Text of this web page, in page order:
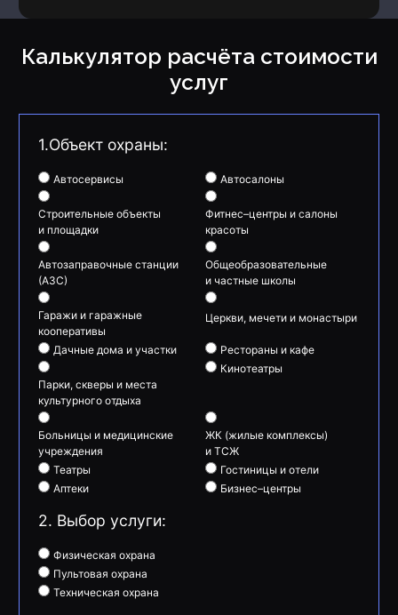
Калькулятор расчёта стоимости
услуг
1.Объект охраны:
Автосервисы Автосалоны
Строительные объекты
и площадки
Фитнес–центры и салоны
красоты
Автозаправочные станции
(АЗС)
Общеобразовательные
и частные школы
Гаражи и гаражные
кооперативы
Церкви, мечети и монастыри
Дачные дома и участки Рестораны и кафе
Парки, скверы и места
культурного отдыха
Кинотеатры
Больницы и медицинские
учреждения
ЖК (жилые комплексы)
и ТСЖ
Театры
Гостиницы и отели
Аптеки
Бизнес–центры
2. Выбор услуги:
Физическая охрана
Пультовая охрана
Техническая охрана